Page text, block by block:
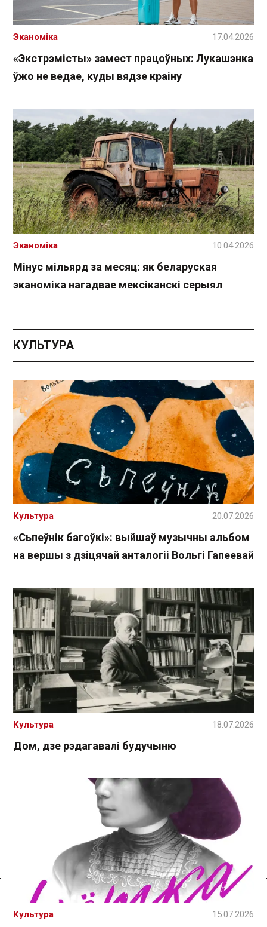
Спасылка без VPN
«Экстрэмісты» замест працоўных: Лукашэнка
ўжо не ведае, куды вядзе краіну
Эканоміка 17.04.2026
Мінус мільярд за месяц: як беларуская
эканоміка нагадвае мексіканскі серыял
Эканоміка 10.04.2026
КУЛЬТУРА
«Сьпеўнік багоўкі»: выйшаў музычны альбом
на вершы з дзіцячай анталогіі Вольгі Гапеевай
Культура 20.07.2026
Дом, дзе рэдагавалі будучыню
Культура 18.07.2026
Культура 15.07.2026